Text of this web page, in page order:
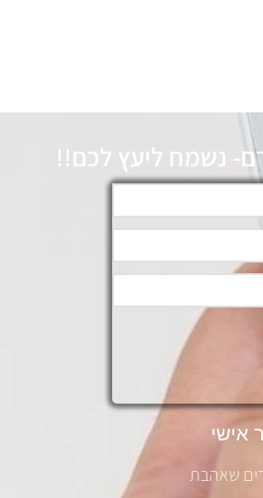
נשמח ליעץ לכם!!
אישי
שאהבת